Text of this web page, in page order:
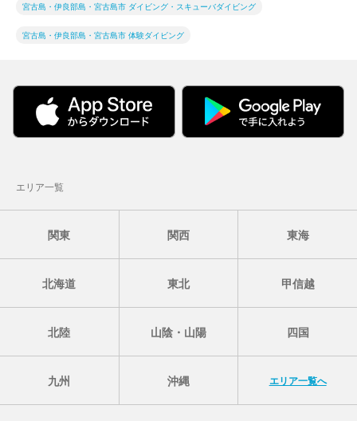
宮古島・伊良部島・宮古島市 ダイビング・スキューバダイビング
宮古島・伊良部島・宮古島市 体験ダイビング
エリア一覧
関東 関西 東海
北海道 東北 甲信越
北陸 山陰・山陽 四国
九州 沖縄 エリア一覧へ